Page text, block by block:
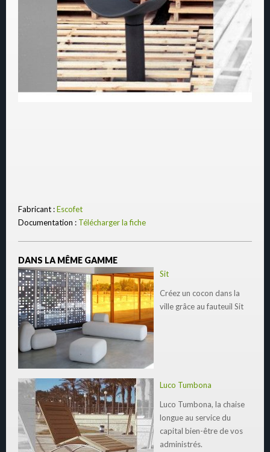
Fabricant :Escofet
Documentation : Télécharger la fiche
DANS LA MÊME GAMME
Sit
Créez un cocon dans la
ville grâce au fauteuil Sit
Luco Tumbona
Luco Tumbona, la chaise
longue au service du
capital bien-être de vos
administrés.